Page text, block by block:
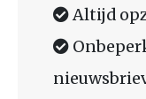
Altijd